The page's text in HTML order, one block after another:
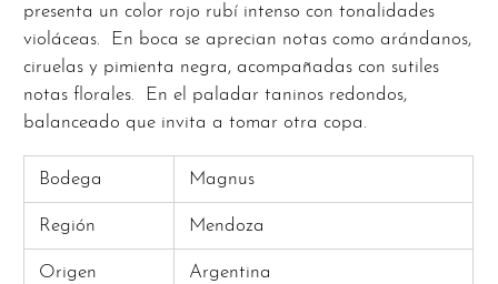
presenta un color rojo rubí intenso con tonalidades
violáceas. En boca se aprecian notas como arándanos,
ciruelas y pimienta negra, acompañadas con sutiles
notas florales. En el paladar taninos redondos,
balanceado que invita a tomar otra copa.
Bodega Magnus
Región Mendoza
Origen Argentina